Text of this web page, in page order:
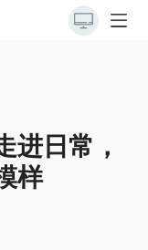
进日常，
样